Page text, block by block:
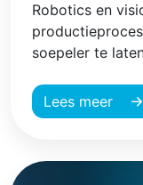
Robotics en
soepeler te
Lees meer